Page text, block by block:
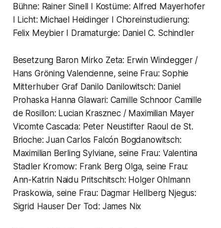
Bühne: Rainer Sinell I Kostüme: Alfred Mayerhofer
I Licht: Michael Heidinger I Choreinstudierung:
Felix Meybier I Dramaturgie: Daniel C. Schindler
Besetzung Baron Mirko Zeta: Erwin Windegger /
Hans Gröning Valencienne, seine Frau: Sophie
Mitterhuber Graf Danilo Danilowitsch: Daniel
Prohaska Hanna Glawari: Camille Schnoor Camille
de Rosillon: Lucian Krasznec / Maximilian Mayer
Vicomte Cascada: Peter Neustifter Raoul de St.
Brioche: Juan Carlos Falcón Bogdanowitsch:
Maximilian Berling Sylviane, seine Frau: Valentina
Stadler Kromow: Frank Berg Olga, seine Frau:
Ann-Katrin Naidu Pritschitsch: Holger Ohlmann
Praskowia, seine Frau: Dagmar Hellberg Njegus:
Sigrid Hauser Der Tod: James Nix